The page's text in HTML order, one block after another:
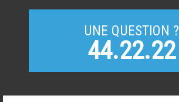
UNE QUESTION ?
44.22.22